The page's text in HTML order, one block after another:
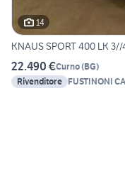
14
KNAUS SPORT 400 LK
22.490 €Curno(BG)
Rivenditore FUSTINONI